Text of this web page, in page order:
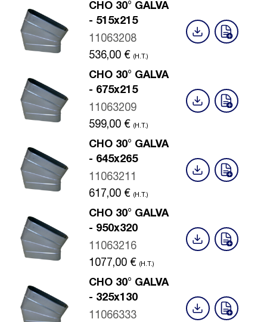
CHO 30° GALVA
- 515x215
11063208
536,00 € (H.T.)
CHO 30° GALVA
- 675x215
11063209
599,00 € (H.T.)
CHO 30° GALVA
- 645x265
11063211
617,00 € (H.T.)
CHO 30° GALVA
- 950x320
11063216
1077,00 € (H.T.)
CHO 30° GALVA
- 325x130
11066333